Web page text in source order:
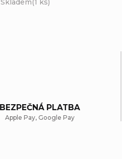
Skladem(1 ks)
BEZPEČNÁ PLATBA
Apple Pay, Google Pay